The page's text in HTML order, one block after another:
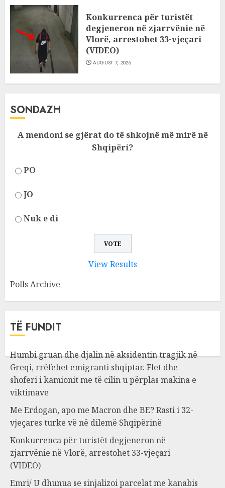
Konkurrenca për turistët
degjeneron në zjarrvënie në
Vlorë, arrestohet 33-vjeçari
(VIDEO)
AUGUST 7, 2026
SONDAZH
A mendoni se gjërat do të shkojnë më mirë në
Shqipëri?
PO
JO
Nuk e di
View Results
Polls Archive
TË FUNDIT
Humbi gruan dhe djalin në aksidentin tragjik në
Greqi, rrëfehet emigranti shqiptar. Flet dhe
shoferi i kamionit me të cilin u përplas makina e
viktimave
Me Erdogan, apo me Macron dhe BE? Rasti i 32-
vjeçares turke vë në dilemë Shqipërinë
Konkurrenca për turistët degjeneron në
zjarrvënie në Vlorë, arrestohet 33-vjeçari
(VIDEO)
Emri/ U dhunua se sinjalizoi parcelat me kanabis